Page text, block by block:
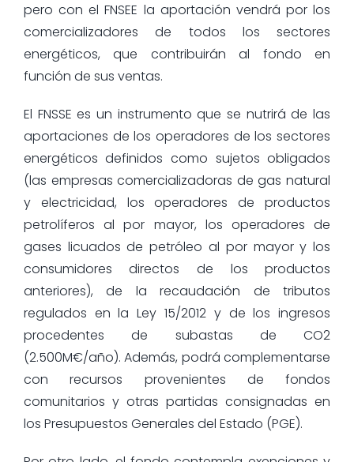
pero con el FNSEE la aportación vendrá por los
comercializadores de todos los sectores
energéticos, que contribuirán al fondo en
función de sus ventas.
El FNSSE es un instrumento que se nutrirá de las
aportaciones de los operadores de los sectores
energéticos definidos como sujetos obligados
(las empresas comercializadoras de gas natural
y electricidad, los operadores de productos
petrolíferos al por mayor, los operadores de
gases licuados de petróleo al por mayor y los
consumidores directos de los productos
anteriores), de la recaudación de tributos
regulados en la Ley 15/2012 y de los ingresos
procedentes de subastas de CO2
(2.500M€/año). Además, podrá complementarse
con recursos provenientes de fondos
comunitarios y otras partidas consignadas en
los Presupuestos Generales del Estado (PGE).